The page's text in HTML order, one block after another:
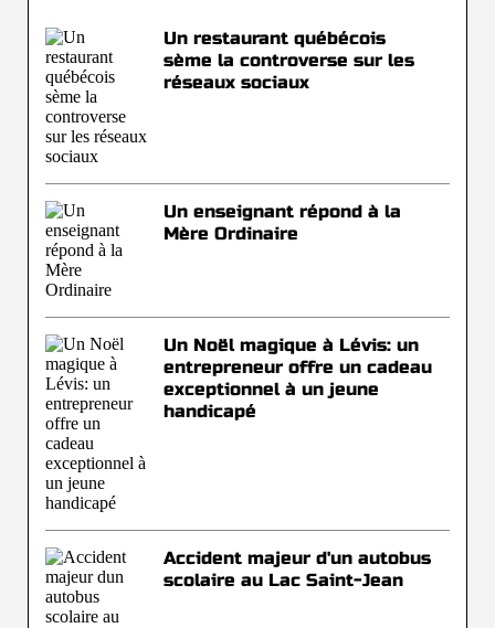
Un restaurant québécois
sème la controverse sur les
réseaux sociaux
Un enseignant répond à la
Mère Ordinaire
Un Noël magique à Lévis: un
entrepreneur offre un cadeau
exceptionnel à un jeune
handicapé
Accident majeur d'un autobus
scolaire au Lac Saint-Jean